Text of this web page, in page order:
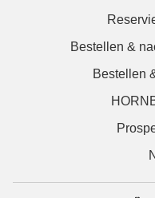
Bestellen &
Bestellen